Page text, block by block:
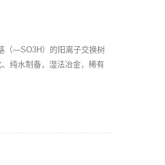
（—SO3H）的阳离子交换树
纯水制备，湿法冶金，稀有